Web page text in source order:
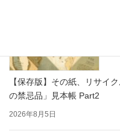
【保存版】その紙、リサイ
の禁忌品」見本帳 Part2
2026年8月5日